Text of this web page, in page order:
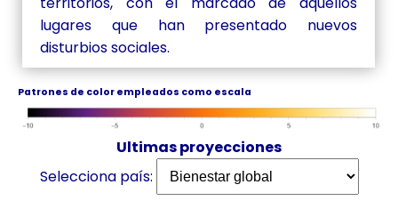
lugares que han presentado nuevos
disturbios sociales.
Patrones de color empleados como escala
Ultimas proyecciones
Selecciona país: